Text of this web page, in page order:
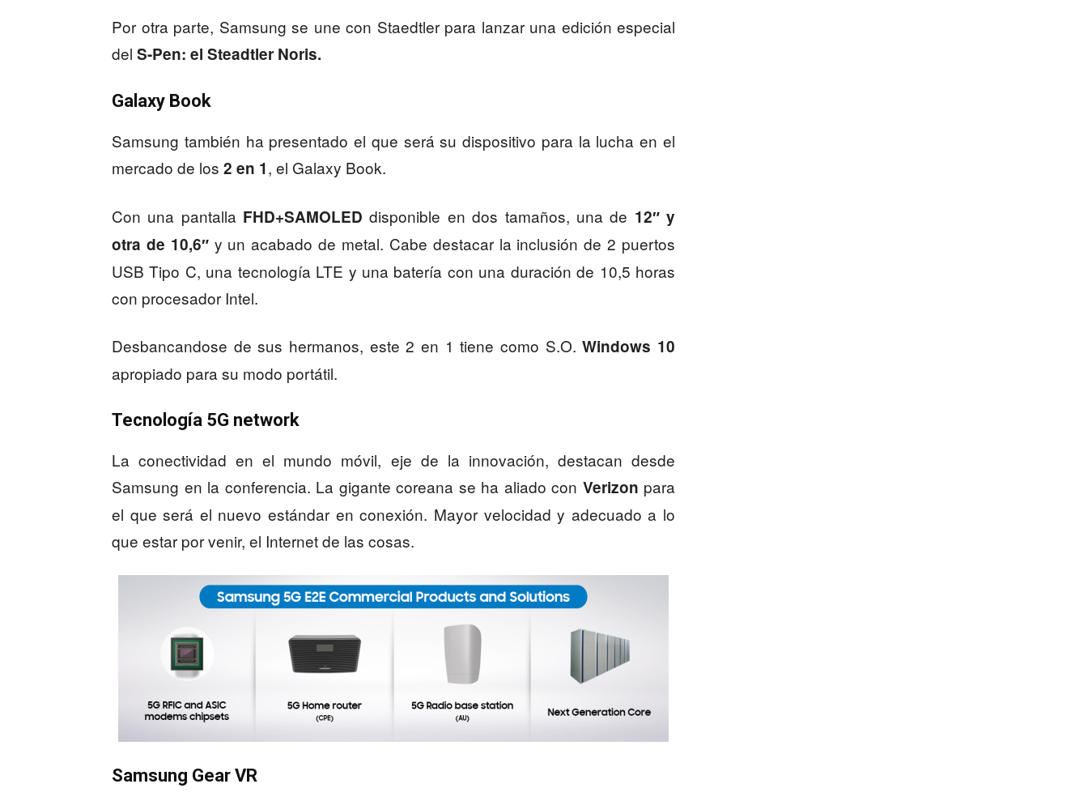
Por otra parte, Samsung se une con Staedtler para lanzar una edición especial
del S-Pen: el Steadtler Noris.
Galaxy Book
Samsung también ha presentado el que será su dispositivo para la lucha en el
mercado de los 2 en 1, el Galaxy Book.
Con una pantalla FHD+SAMOLED disponible en dos tamaños, una de 12″ y
otra de 10,6″y un acabado de metal. Cabe destacar la inclusión de 2 puertos
USB Tipo C, una tecnología LTE y una batería con una duración de 10,5 horas
con procesador Intel.
Desbancandose de sus hermanos, este 2 en 1 tiene como S.O.Windows 10
apropiado para su modo portátil.
Tecnología 5G network
La conectividad en el mundo móvil, eje de la innovación, destacan desde
Samsung en la conferencia. La gigante coreana se ha aliado con Verizon para
el que será el nuevo estándar en conexión. Mayor velocidad y adecuado a lo
que estar por venir, el Internet de las cosas.
Samsung Gear VR